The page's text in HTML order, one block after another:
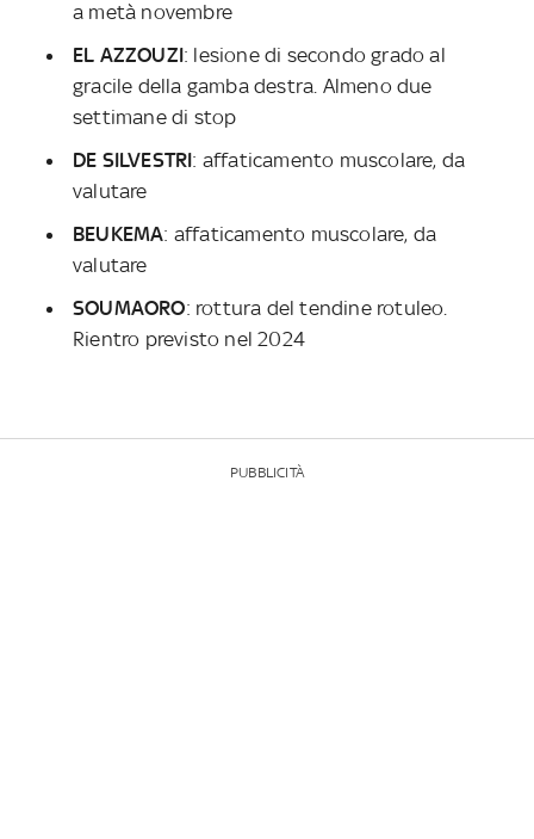
a metà novembre
EL AZZOUZI: lesione di secondo grado al
gracile della gamba destra. Almeno due
settimane di stop
DE SILVESTRI: affaticamento muscolare, da
valutare
BEUKEMA: affaticamento muscolare, da
valutare
SOUMAORO: rottura del tendine rotuleo.
Rientro previsto nel 2024
PUBBLICITÀ